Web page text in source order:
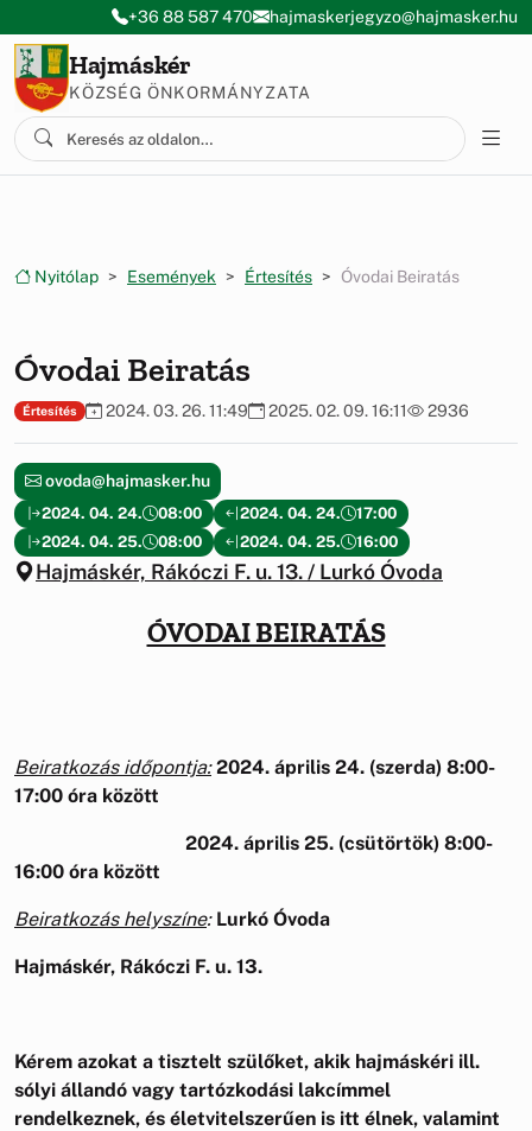
Ugrás a menüre
Ugrás a tartalomra
+36 88 587 470 hajmaskerjegyzo@hajmasker.hu
Hajmáskér
KÖZSÉG ÖNKORMÁNYZATA
Nyitólap Események Értesítés Óvodai Beiratás
Óvodai Beiratás
Értesítés 2024. 03. 26. 11:49 2025. 02. 09. 16:11 2936
2024. 04. 24. 08:00 2024. 04. 24.
17:00
2024. 04. 25.
08:00 2024. 04. 25. 16:00
Hajmáskér, Rákóczi F. u. 13. / Lurkó Óvoda
ovoda@hajmasker.hu
ÓVODAI BEIRATÁS
Beiratkozás időpontja:2024. április 24. (szerda) 8:00-
17:00 óra között
2024. április 25. (csütörtök) 8:00-
16:00 óra között
Beiratkozás helyszíne:Lurkó Óvoda
Hajmáskér, Rákóczi F. u. 13.
Kérem azokat a tisztelt szülőket, akik hajmáskéri ill.
sólyi állandó vagy tartózkodási lakcímmel
rendelkeznek, és életvitelszerűen is itt élnek, valamint